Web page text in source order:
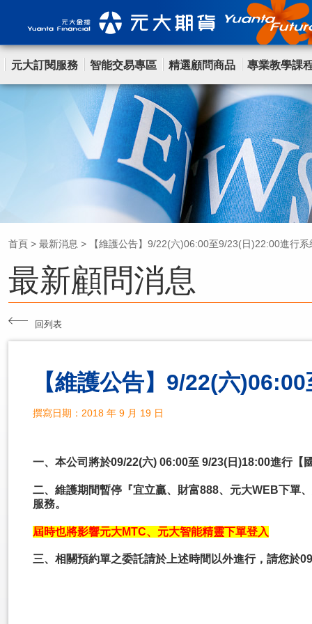
元大訂閱服務 智能交易專區 精選顧問商品 專業教學課
首頁 > 最新消息 > 【維護公告】9/22(六)06:00至9/23(日)22:00進行
最新顧問消息
回列表
【維護公告】9/22(六
撰寫日期：2018 年 9 月 19 日
一、 本公司將於09/22(六) 06:00至 9/23(日)18:00進行【
二、維護期間暫停『宜立贏、財富888、元大WEB下單
服務。
屆時也將影響元大MTC、元大智能精靈下單登入
三、相關預約單之委託請於上述時間以外進行，請您於